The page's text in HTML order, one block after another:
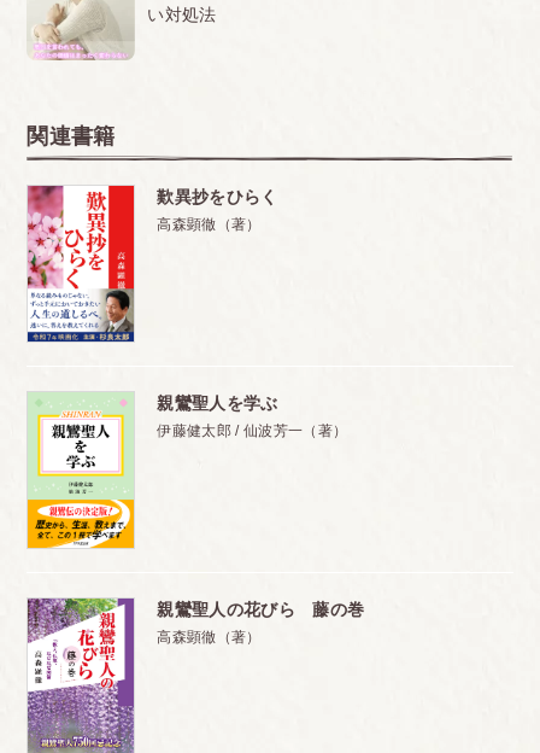
い対処法
関連書籍
歎異抄をひらく
高森顕徹（著）
親鸞聖人を学ぶ
伊藤健太郎 / 仙波芳一（著）
親鸞聖人の花びら 藤の巻
高森顕徹（著）